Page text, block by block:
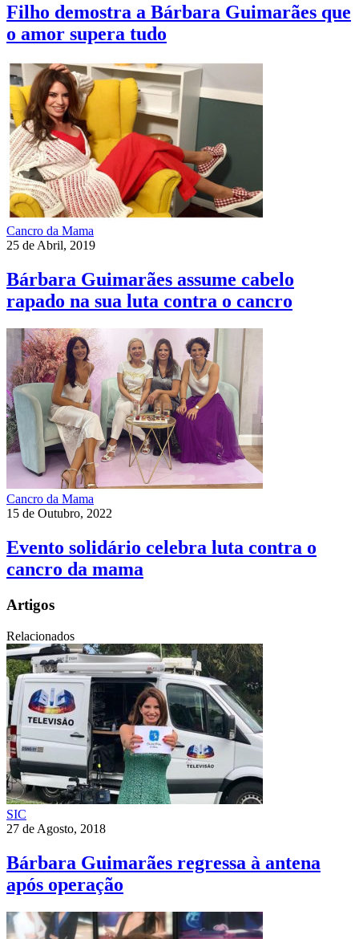
Filho demostra a Bárbara Guimarães que
o amor supera tudo
Cancro da Mama
25 de Abril, 2019
Bárbara Guimarães assume cabelo
rapado na sua luta contra o cancro
Cancro da Mama
15 de Outubro, 2022
Evento solidário celebra luta contra o
cancro da mama
Artigos
Relacionados
SIC
27 de Agosto, 2018
Bárbara Guimarães regressa à antena
após operação